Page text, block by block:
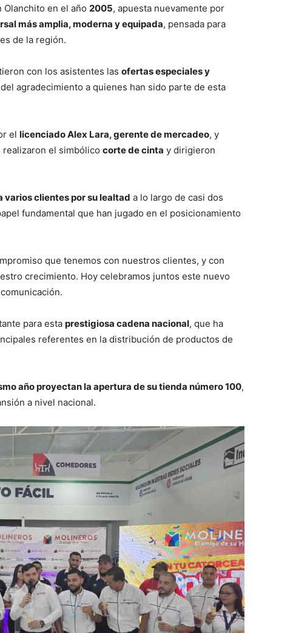
Olanchito en el año 2005, apuesta nuevamente por
más amplia, moderna y equipada, pensada para
de la región.
con los asistentes las ofertas especiales y
agradecimiento a quienes han sido parte de esta
el licenciado Alex Lara, gerente de mercadeo, y
realizaron el simbólico corte de cinta y dirigieron
varios clientes por su lealtad a lo largo de casi dos
fundamental que han jugado en el posicionamiento
que tenemos con nuestros clientes, y con
crecimiento. Hoy celebramos juntos este nuevo
para esta prestigiosa cadena nacional, que ha
referentes en la distribución de productos de
año proyectan la apertura de su tienda número 100,
a nivel nacional.